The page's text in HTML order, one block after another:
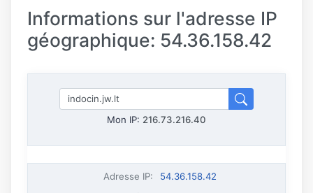
Informations sur l'adresse IP
géographique: 54.36.158.42
Mon IP: 216.73.216.40
Adresse IP:
54.36.158.42